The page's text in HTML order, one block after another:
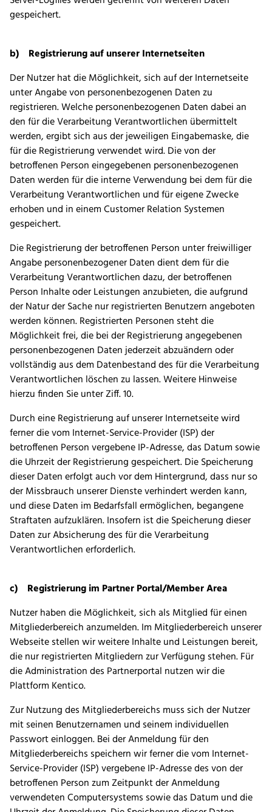
gespeichert.
b) Registrierung auf unserer Internetseiten
Der Nutzer hat die Möglichkeit, sich auf der Internetseite
unter Angabe von personenbezogenen Daten zu
registrieren. Welche personenbezogenen Daten dabei an
den für die Verarbeitung Verantwortlichen übermittelt
werden, ergibt sich aus der jeweiligen Eingabemaske, die
für die Registrierung verwendet wird. Die von der
betroffenen Person eingegebenen personenbezogenen
Daten werden für die interne Verwendung bei dem für die
Verarbeitung Verantwortlichen und für eigene Zwecke
erhoben und in einem Customer Relation Systemen
gespeichert.
Die Registrierung der betroffenen Person unter freiwilliger
Angabe personenbezogener Daten dient dem für die
Verarbeitung Verantwortlichen dazu, der betroffenen
Person Inhalte oder Leistungen anzubieten, die aufgrund
der Natur der Sache nur registrierten Benutzern angeboten
werden können. Registrierten Personen steht die
Möglichkeit frei, die bei der Registrierung angegebenen
personenbezogenen Daten jederzeit abzuändern oder
vollständig aus dem Datenbestand des für die Verarbeitung
Verantwortlichen löschen zu lassen. Weitere Hinweise
hierzu finden Sie unter Ziff. 10.
Durch eine Registrierung auf unserer Internetseite wird
ferner die vom Internet-Service-Provider (ISP) der
betroffenen Person vergebene IP-Adresse, das Datum sowie
die Uhrzeit der Registrierung gespeichert. Die Speicherung
dieser Daten erfolgt auch vor dem Hintergrund, dass nur so
der Missbrauch unserer Dienste verhindert werden kann,
und diese Daten im Bedarfsfall ermöglichen, begangene
Straftaten aufzuklären. Insofern ist die Speicherung dieser
Daten zur Absicherung des für die Verarbeitung
Verantwortlichen erforderlich.
c) Registrierung im Partner Portal/Member Area
Nutzer haben die Möglichkeit, sich als Mitglied für einen
Mitgliederbereich anzumelden. Im Mitgliederbereich unserer
Webseite stellen wir weitere Inhalte und Leistungen bereit,
die nur registrierten Mitgliedern zur Verfügung stehen. Für
die Administration des Partnerportal nutzen wir die
Plattform Kentico.
Zur Nutzung des Mitgliederbereichs muss sich der Nutzer
mit seinen Benutzernamen und seinem individuellen
Passwort einloggen. Bei der Anmeldung für den
Mitgliederbereichs speichern wir ferner die vom Internet-
Service-Provider (ISP) vergebene IP-Adresse des von der
betroffenen Person zum Zeitpunkt der Anmeldung
verwendeten Computersystems sowie das Datum und die